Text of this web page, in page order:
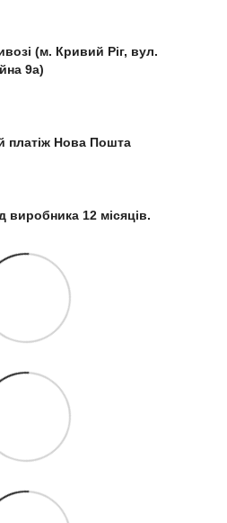
(м. Кривий Ріг, вул.
9а)
платіж Нова Пошта
виробника 12 місяців.